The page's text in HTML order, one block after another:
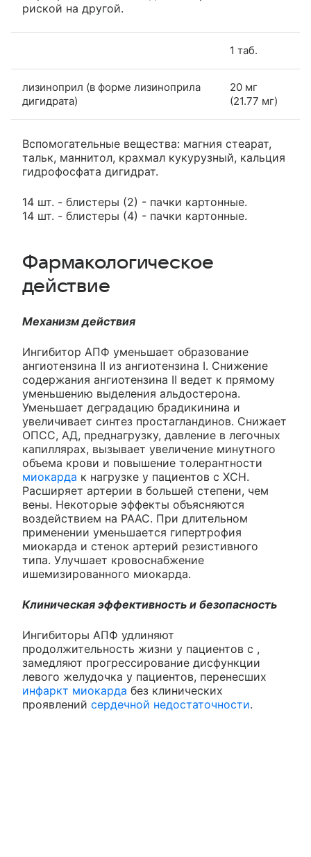
риской на другой.
1 таб.
лизиноприл (в форме лизиноприла
дигидрата)
20 мг
(21.77 мг)
Вспомогательные вещества: магния стеарат,
тальк, маннитол, крахмал кукурузный, кальция
гидрофосфата дигидрат.
14 шт. - блистеры (2) - пачки картонные.
14 шт. - блистеры (4) - пачки картонные.
Фармакологическое
действие
Механизм действия
Ингибитор АПФ уменьшает образование
ангиотензина II из ангиотензина I. Снижение
содержания ангиотензина II ведет к прямому
уменьшению выделения альдостерона.
Уменьшает деградацию брадикинина и
увеличивает синтез простагландинов. Снижает
ОПСС, АД, преднагрузку, давление в легочных
капиллярах, вызывает увеличение минутного
объема крови и повышение толерантности
миокарда к нагрузке у пациентов с ХСН.
Расширяет артерии в большей степени, чем
вены. Некоторые эффекты объясняются
воздействием на РААС. При длительном
применении уменьшается гипертрофия
миокарда и стенок артерий резистивного
типа. Улучшает кровоснабжение
ишемизированного миокарда.
Клиническая эффективность и безопасность
Ингибиторы АПФ удлиняют
продолжительность жизни у пациентов с ,
замедляют прогрессирование дисфункции
левого желудочка у пациентов, перенесших
инфаркт миокарда без клинических
проявлений сердечной недостаточности.